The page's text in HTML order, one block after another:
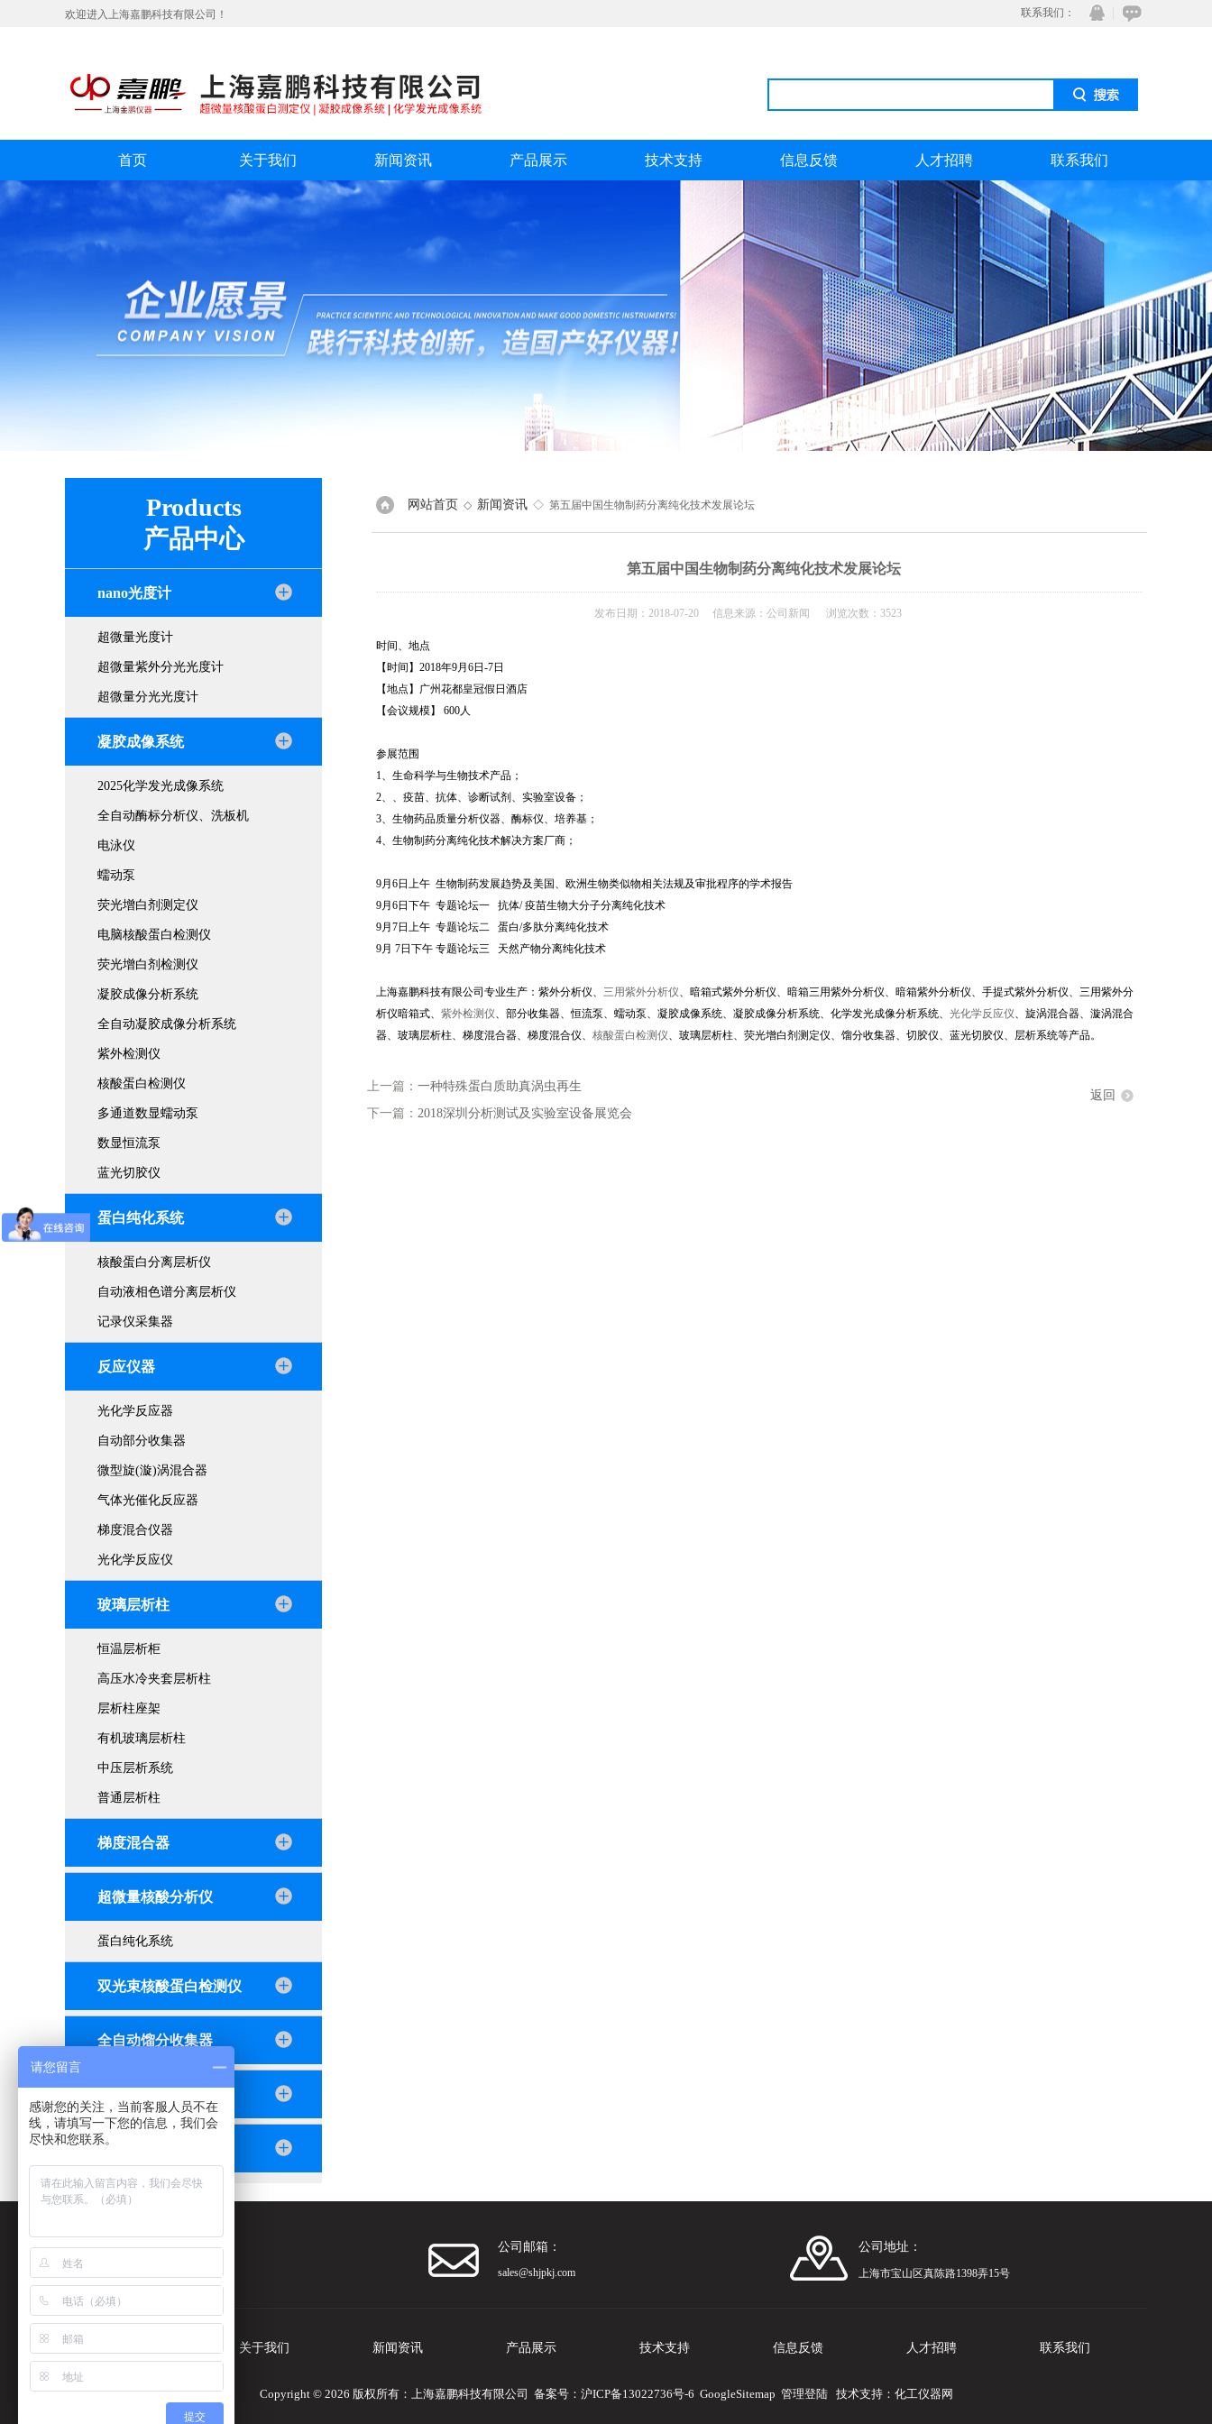
欢迎进入上海嘉鹏科技有限公司！ 联系我们：
在线咨
QQ
首页 关于我们 新闻资讯 产品展示 技术支持 信息反馈 人才招聘 联系我们
Products
产品中心
nano光度计
超微量光度计
超微量紫外分光光度计
超微量分光光度计
凝胶成像系统
2025化学发光成像系统
全自动酶标分析仪、洗板机
电泳仪
蠕动泵
荧光增白剂测定仪
电脑核酸蛋白检测仪
荧光增白剂检测仪
凝胶成像分析系统
全自动凝胶成像分析系统
紫外检测仪
核酸蛋白检测仪
多通道数显蠕动泵
数显恒流泵
蓝光切胶仪
蛋白纯化系统
核酸蛋白分离层析仪
自动液相色谱分离层析仪
记录仪采集器
反应仪器
光化学反应器
自动部分收集器
微型旋(漩)涡混合器
气体光催化反应器
梯度混合仪器
光化学反应仪
玻璃层析柱
恒温层析柜
高压水冷夹套层析柱
层析柱座架
有机玻璃层析柱
中压层析系统
普通层析柱
梯度混合器
超微量核酸分析仪
蛋白纯化系统
双光束核酸蛋白检测仪
全自动馏分收集器
2024紫外分析仪
网站首页 ◇ 新闻资讯 ◇ 第五届中国生物制药分离纯化技术发展论坛
第五届中国生物制药分离纯化技术发展论坛
发布日期：2018-07-20 信息来源：公司新闻 浏览次数：3523
时间、地点
【时间】2018年9月6日-7日
【地点】广州花都皇冠假日酒店
【会议规模】 600人
参展范围
1、生命科学与生物技术产品；
2、、疫苗、抗体、诊断试剂、实验室设备；
3、生物药品质量分析仪器、酶标仪、培养基；
4、生物制药分离纯化技术解决方案厂商；
9月6日上午 生物制药发展趋势及美国、欧洲生物类似物相关法规及审批程序的学术报告
9月6日下午 专题论坛一 抗体/ 疫苗生物大分子分离纯化技术
9月7日上午 专题论坛二 蛋白/多肽分离纯化技术
9月 7日下午 专题论坛三 天然产物分离纯化技术
上海嘉鹏科技有限公司专业生产：紫外分析仪、 三用紫外分析仪、暗箱式紫外分析仪、暗箱三用紫外分析仪、暗箱紫外分析仪、手提式紫外分析仪、三用紫外分
析仪暗箱式、 紫外检测仪、部分收集器、恒流泵、蠕动泵、凝胶成像系统、凝胶成像分析系统、化学发光成像分析系统、 光化学反应仪、旋涡混合器、漩涡混合
器、玻璃层析柱、梯度混合器、梯度混合仪、 核酸蛋白检测仪、玻璃层析柱、荧光增白剂测定仪、馏分收集器、切胶仪、蓝光切胶仪、层析系统等产品。
上一篇： 一种特殊蛋白质助真涡虫再生
下一篇： 2018深圳分析测试及实验室设备展览会
返回
公司电话： 公司邮箱：
sales@shjpkj.com
公司地址：
上海市宝山区真陈路1398弄15号
关于我们 新闻资讯 产品展示 技术支持 信息反馈 人才招聘 联系我们
Copyright © 2026 版权所有：上海嘉鹏科技有限公司 备案号： 沪ICP备13022736号-6 GoogleSitemap 管理登陆技术支持： 化工仪器网
请您留言
感谢您的关注，当前客服人员不在
线，请填写一下您的信息，我们会
尽快和您联系。
提交